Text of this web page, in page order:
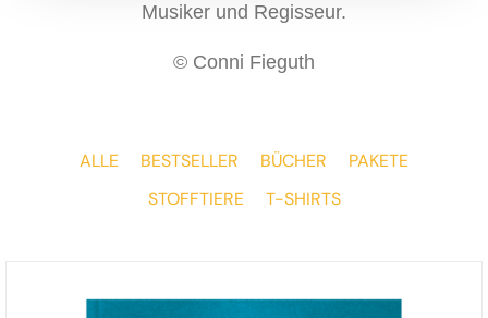
Musiker und Regisseur.
© Conni Fieguth
ALLE BESTSELLER BÜCHER
PAKETE
STOFFTIERE
T-SHIRTS